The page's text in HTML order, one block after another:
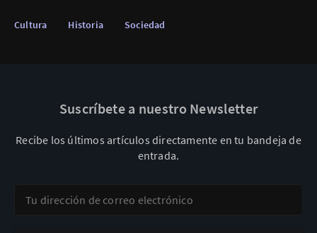
Cultura Historia Sociedad
Suscríbete a nuestro Newsletter
Recibe los últimos artículos directamente en tu bandeja de
entrada.